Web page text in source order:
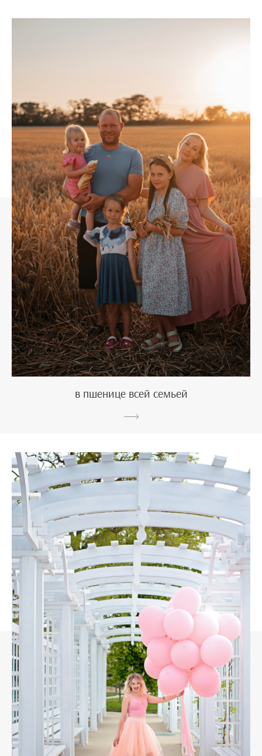
в пшенице всей семьей